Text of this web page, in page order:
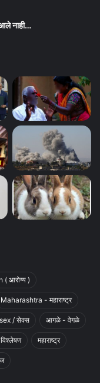
नाही…
( आरोग्य )
Maharashtra - महाराष्ट्र
sex / सेक्स आगळे - वेगळे
महाराष्ट्र